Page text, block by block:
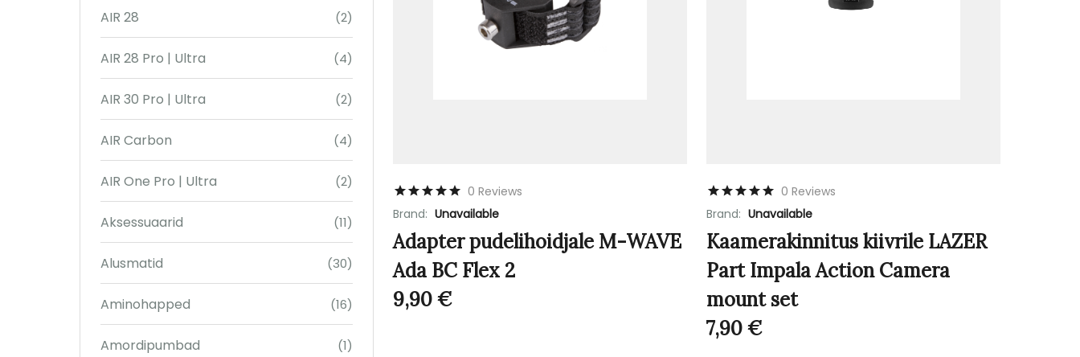
AIR 28 (2)
AIR 28 Pro | Ultra (4)
AIR 30 Pro | Ultra (2)
AIR Carbon (4)
AIR One Pro | Ultra (2)
Aksessuaarid (11)
Alusmatid (30)
Aminohapped (16)
Amordipumbad (1)
0 Reviews
Brand: Unavailable
Adapter pudelihoidjale M-WAVE
Ada BC Flex 2
9,90€
0 Reviews
Brand: Unavailable
Kaamerakinnitus kiivrile LAZER
Part Impala Action Camera
mount set
7,90€